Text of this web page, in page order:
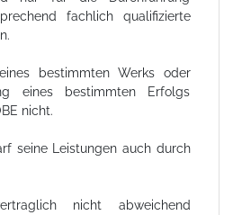
fachlich qualifizierte
bestimmten Werks oder
eines bestimmten Erfolgs
nicht.
seine Leistungen auch durch
nicht abweichend